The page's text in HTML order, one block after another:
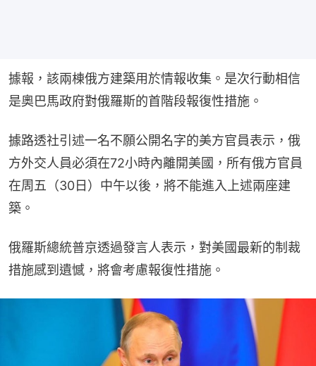
據報，該兩棟俄方建築用於情報收集。是次行動相信
是奧巴馬政府對俄羅斯的首階段報復性措施。
據路透社引述一名不願公開名字的美方官員表示，俄
方外交人員必須在72小時內離開美國，所有俄方官員
在周五（30日）中午以後，將不能進入上述兩座建
築。
俄羅斯總統普京透過發言人表示，對美國最新的制裁
措施感到遺憾，將會考慮報復性措施。